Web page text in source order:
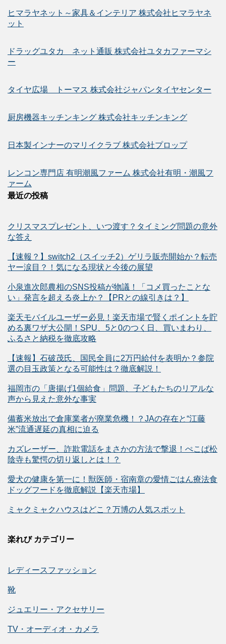
ヒマラヤネット～家具＆インテリア 株式会社ヒマラヤネ
ット
ドラッグユタカ ネット通販 株式会社ユタカファーマシ
ー
タイヤ広場 トーマス 株式会社ジャパンタイヤセンター
厨房機器キッチンキング 株式会社キッチンキング
日本製インナーのマリイクラブ 株式会社プロップ
レンコン専門店 有明潮風ファーム 株式会社有明・潮風フ
ァーム
最近の投稿
クリスマスプレゼント、いつ渡す？タイミング問題の意外
な答え
【速報？】switch2（スイッチ2）ゲリラ販売開始か？転売
ヤー涙目？！気になる現状と今後の展望
小泉進次郎農相のSNS投稿が物議！「コメ買ったことな
い」発言を超える炎上か？【PRとの線引きは？】
楽天モバイルユーザー必見！楽天市場で賢くポイントを貯
める裏ワザ大公開！SPU、5と0のつく日、買いまわり、
ふるさと納税を徹底攻略
【速報】石破茂氏、国民全員に2万円給付を表明か？参院
選の目玉政策となる可能性は？徹底解説！
福岡市の「唐揚げ1個給食」問題、子どもたちのリアルな
声から見えた意外な事実
備蓄米放出で倉庫業者が廃業危機！？JAの存在と“江藤
米”流通遅延の真相に迫る
カズレーザー、詐欺電話をまさかの方法で撃退！ぺこぱ松
陰寺も驚愕の切り返しとは！？
愛犬の健康を第一に！獣医師・宿南章の愛情ごはん療法食
ドッグフードを徹底解説【楽天市場】
ミャクミャクハウスはどこ？万博の人気スポット
楽れび カテゴリー
レディースファッション
靴
ジュエリー・アクセサリー
TV・オーディオ・カメラ